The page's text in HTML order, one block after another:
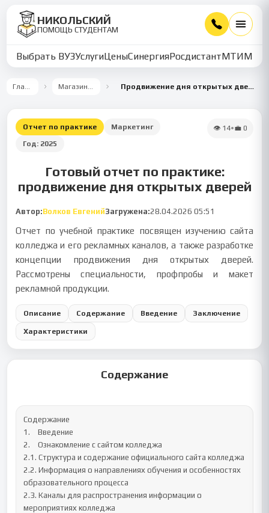
НИКОЛЬСКИЙ
ПОМОЩЬ СТУДЕНТАМ
Выбрать ВУЗУслугиЦеныСинергияРосдистантМТИММУ
Главная Магазин работ Продвижение дня открытых дверей колледжа
Отчет по практике
Маркетинг
Год: 2025
👁 14•💼 0
Готовый отчет по практике:
продвижение дня открытых дверей
Автор:Волков ЕвгенийЗагружена:28.04.2026 05:51
Отчет по учебной практике посвящен изучению сайта
колледжа и его рекламных каналов, а также разработке
концепции продвижения дня открытых дверей.
Рассмотрены специальности, профпробы и макет
рекламной продукции.
Описание Содержание Введение Заключение
Характеристики
Содержание
Содержание
1.	Введение
2.	Ознакомление с сайтом колледжа
2.1. Структура и содержание официального сайта колледжа
2.2. Информация о направлениях обучения и особенностях
образовательного процесса
2.3. Каналы для распространения информации о
мероприятиях колледжа